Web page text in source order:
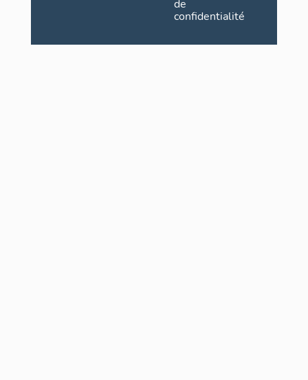
de
confidentialité